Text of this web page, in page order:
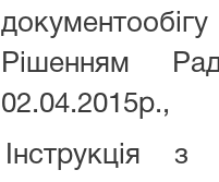
Рішенням
02.04.2015р.,
Інструкція